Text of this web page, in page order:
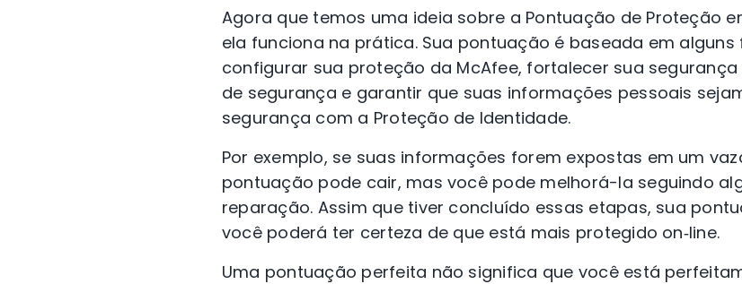
Agora que temos uma ideia sobre a Pontuação de Proteção
ela funciona na prática. Sua pontuação é baseada em alguns
configurar sua proteção da McAfee, fortalecer sua
de segurança e garantir que suas informações pessoais
segurança com a Proteção de Identidade.
Por exemplo, se suas informações forem expostas em um
pontuação pode cair, mas você pode melhorá-la seguindo
reparação. Assim que tiver concluído essas etapas, sua
você poderá ter certeza de que está mais protegido on‑line.
Uma pontuação perfeita não significa que você está